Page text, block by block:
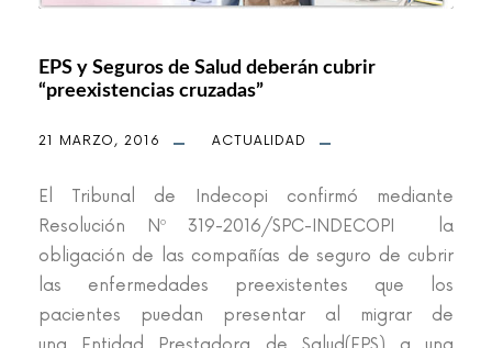
EPS y Seguros de Salud deberán cubrir
“preexistencias cruzadas”
21 MARZO, 2016 ACTUALIDAD
El Tribunal de Indecopi confirmó mediante
Resolución Nº 319-2016/SPC-INDECOPI la
obligación de las compañías de seguro de cubrir
las enfermedades preexistentes que los
pacientes puedan presentar al migrar de